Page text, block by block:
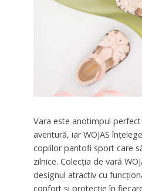
Vara este anotimpul
aventură, iar WOJAS
copiilor pantofi sport care
zilnice. Colecția de vară
designul atractiv cu
confort și protecție în